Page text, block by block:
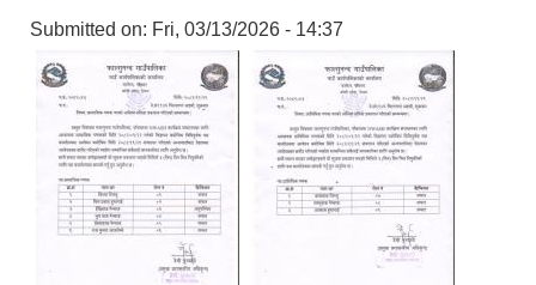
Submitted on: Fri, 03/13/2026 - 14:37